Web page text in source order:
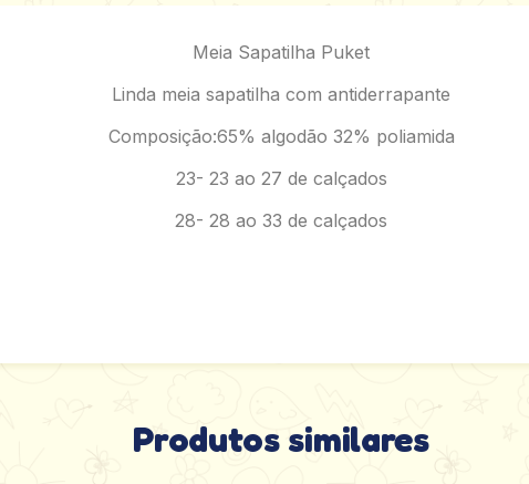
Meia Sapatilha Puket
Linda meia sapatilha com antiderrapante
Composição:65% algodão 32% poliamida
23- 23 ao 27 de calçados
28- 28 ao 33 de calçados
Produtos similares